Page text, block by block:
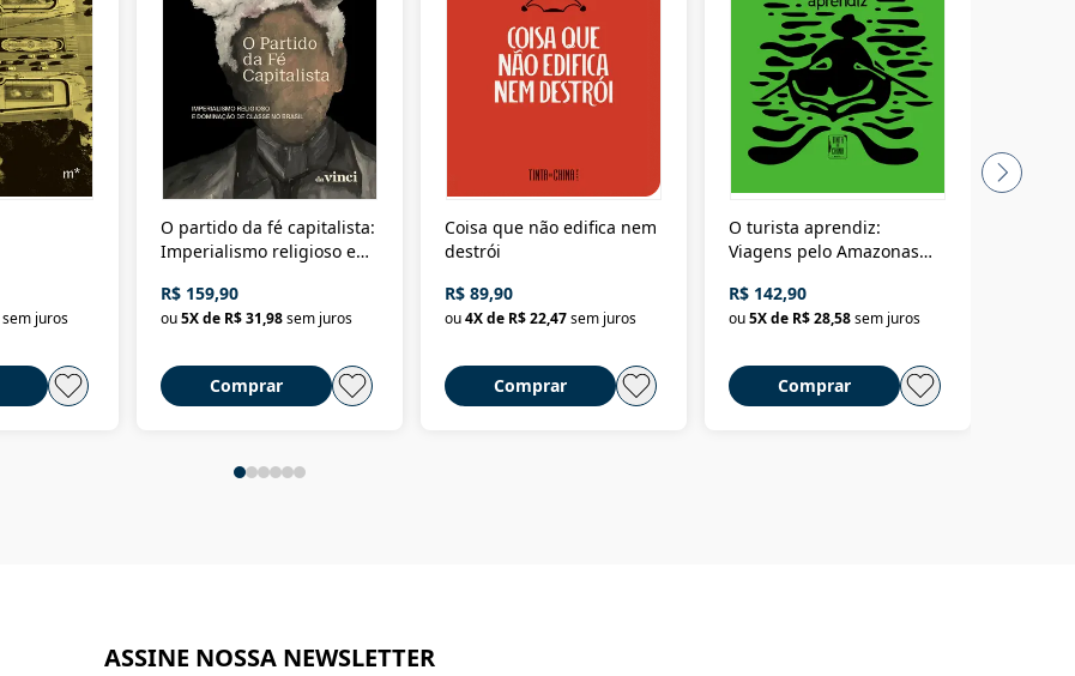
sem juros
O partido da fé capitalista:
Imperialismo religioso e
Brasil
R$ 159,90
ou5X de R$ 31,98sem juros
Comprar
Coisa que não edifica nem
destrói
R$ 89,90
ou4X de R$ 22,47sem juros
Comprar
O turista aprendiz:
Viagens pelo Amazonas
até a Bolívia e por Marajó
até dizer chega
R$ 142,90
ou5X de R$ 28,58sem juros
Comprar
ASSINE NOSSA NEWSLETTER